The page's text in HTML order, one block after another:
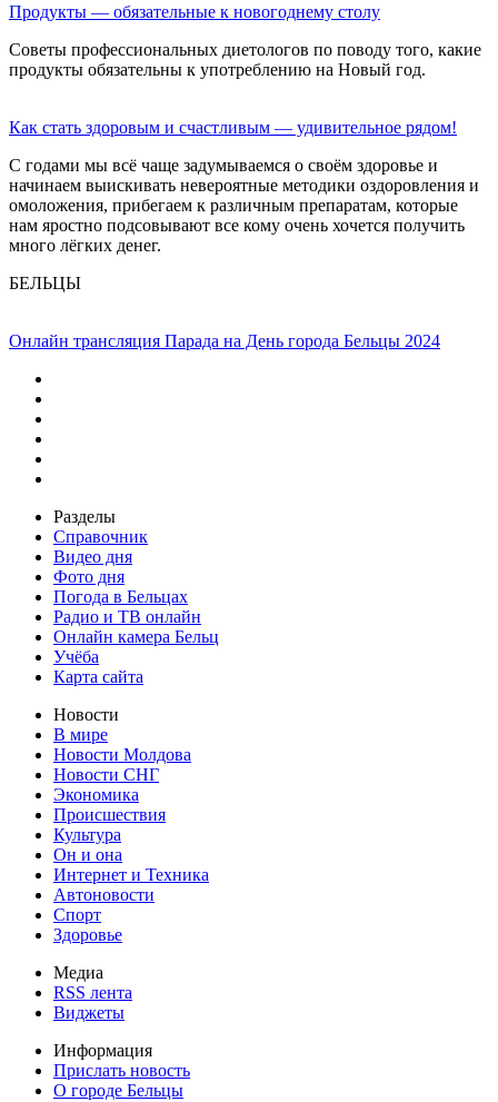
Продукты — обязательные к новогоднему столу
Советы профессиональных диетологов по поводу того, какие
продукты обязательны к употреблению на Новый год.
Как стать здоровым и счастливым — удивительное рядом!
С годами мы всё чаще задумываемся о своём здоровье и
начинаем выискивать невероятные методики оздоровления и
омоложения, прибегаем к различным препаратам, которые
нам яростно подсовывают все кому очень хочется получить
много лёгких денег.
БЕЛЬЦЫ
Онлайн трансляция Парада на День города Бельцы 2024
Разделы
Справочник
Видео дня
Фото дня
Погода в Бельцах
Радио и ТВ онлайн
Онлайн камера Бельц
Учёба
Карта сайта
Новости
В мире
Новости Молдова
Новости СНГ
Экономика
Происшествия
Культура
Он и она
Интернет и Техника
Автоновости
Спорт
Здоровье
Медиа
RSS лента
Виджеты
Информация
Прислать новость
О городе Бельцы